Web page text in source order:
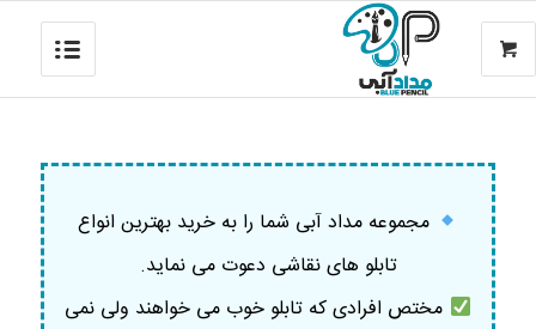
مجموعه مداد آبی شما را به خرید بهترین انواع
تابلو های نقاشی دعوت می نماید.
مختص افرادی که تابلو خوب می خواهند ولی نمی